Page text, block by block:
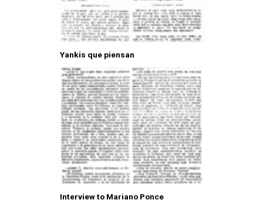
Yankis que piensan
Interview to Mariano Ponce